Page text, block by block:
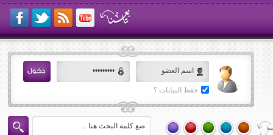
حفظ البيانات ؟